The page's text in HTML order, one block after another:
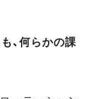
、何らかの課